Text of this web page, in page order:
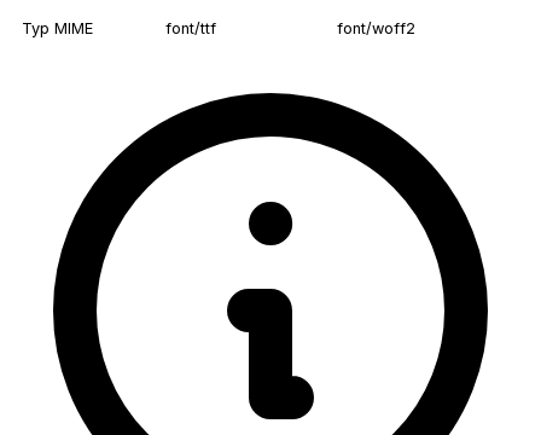
Typ MIME font/ttf font/woff2